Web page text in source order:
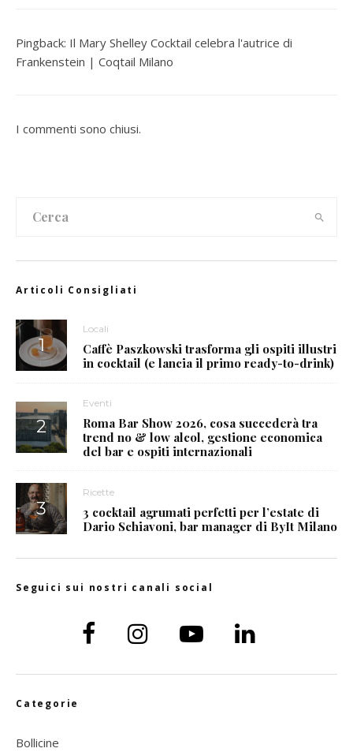
Pingback: Il Mary Shelley Cocktail celebra l'autrice di
Frankenstein | Coqtail Milano
I commenti sono chiusi.
Articoli Consigliati
Locali
Caffè Paszkowski trasforma gli ospiti illustri
in cocktail (e lancia il primo ready-to-drink)
Eventi
Roma Bar Show 2026, cosa succederà tra
trend no & low alcol, gestione economica
del bar e ospiti internazionali
Ricette
3 cocktail agrumati perfetti per l’estate di
Dario Schiavoni, bar manager di ByIt Milano
Seguici sui nostri canali social
Categorie
Bollicine